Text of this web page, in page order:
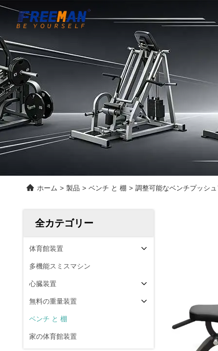
ホーム > 製品 > ベンチ と 棚 > 調整可能なベンチプッシ
全カテゴリー
体育館装置
多機能スミスマシン
心臓装置
無料の重量装置
ベンチ と 棚
家の体育館装置